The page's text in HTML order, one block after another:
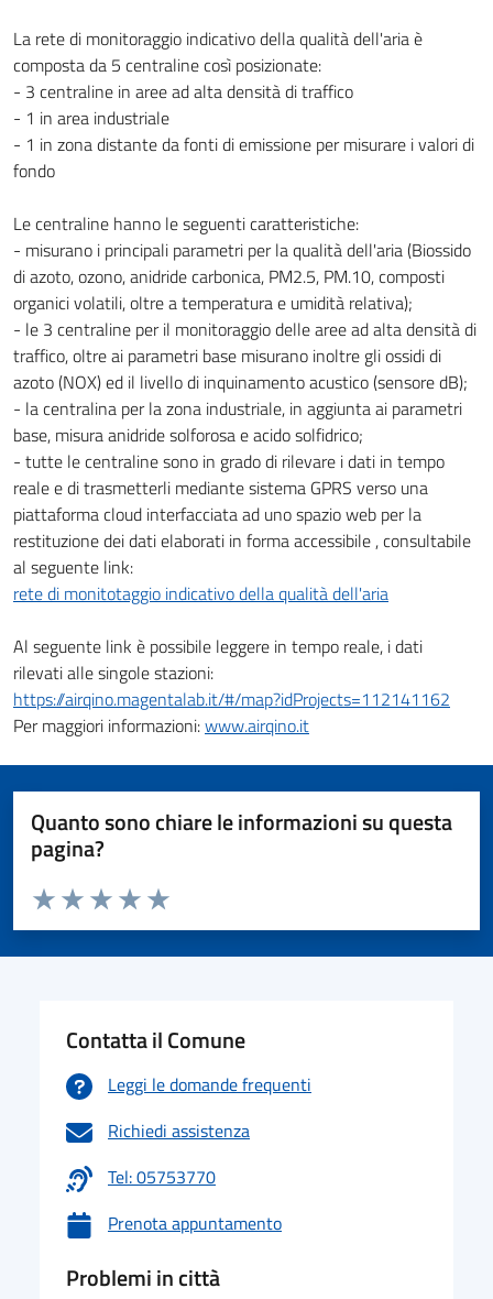
La rete di monitoraggio indicativo della qualità dell'aria è
composta da 5 centraline così posizionate:
- 3 centraline in aree ad alta densità di traffico
- 1 in area industriale
- 1 in zona distante da fonti di emissione per misurare i valori di
fondo
Le centraline hanno le seguenti caratteristiche:
- misurano i principali parametri per la qualità dell'aria (Biossido
di azoto, ozono, anidride carbonica, PM2.5, PM.10, composti
organici volatili, oltre a temperatura e umidità relativa);
- le 3 centraline per il monitoraggio delle aree ad alta densità di
traffico, oltre ai parametri base misurano inoltre gli ossidi di
azoto (NOX) ed il livello di inquinamento acustico (sensore dB);
- la centralina per la zona industriale, in aggiunta ai parametri
base, misura anidride solforosa e acido solfidrico;
- tutte le centraline sono in grado di rilevare i dati in tempo
reale e di trasmetterli mediante sistema GPRS verso una
piattaforma cloud interfacciata ad uno spazio web per la
restituzione dei dati elaborati in forma accessibile , consultabile
al seguente link:
rete di monitotaggio indicativo della qualità dell'aria
Al seguente link è possibile leggere in tempo reale, i dati
rilevati alle singole stazioni:
https://airqino.magentalab.it/#/map?idProjects=112141162
Per maggiori informazioni:www.airqino.it
Quanto sono chiare le informazioni su questa
pagina?
Valuta da 1 a 5 stelle la pagina
Valuta 5 stelle su 5
Valuta 4 stelle su 5
Valuta 3 stelle su 5
Valuta 2 stelle su 5
Valuta 1 stelle su 5
Contatta il Comune
Leggi le domande frequenti
Richiedi assistenza
Tel: 05753770
Prenota appuntamento
Problemi in città